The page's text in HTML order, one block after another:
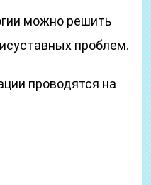
можно решить
проблем.
проводятся на